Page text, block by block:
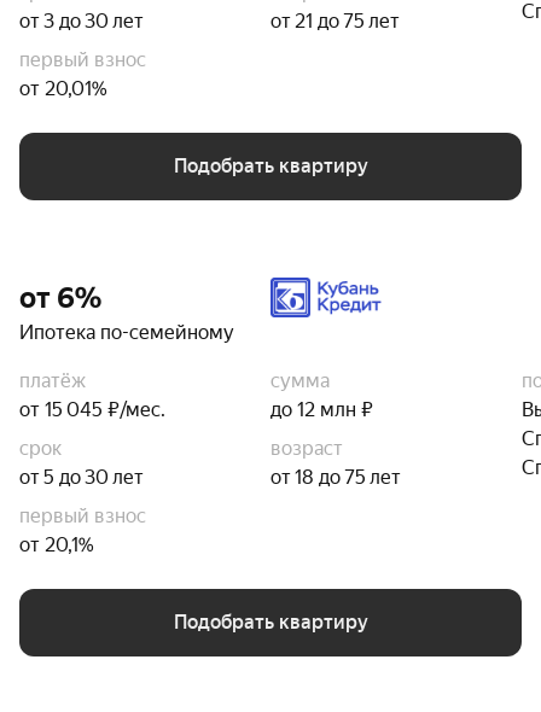
от 3 до 30 лет
от 21 до 75 лет
первый взнос
от 20,01%
Подобрать квартиру
от 6%
Ипотека по-семейному
платёж
от 15 045 ₽/мес.
сумма
до 12 млн ₽
срок
от 5 до 30 лет
возраст
от 18 до 75 лет
первый взнос
от 20,1%
Подобрать квартиру